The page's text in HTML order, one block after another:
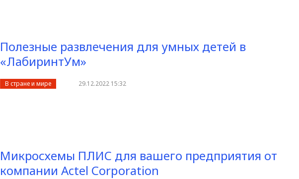
Полезные развлечения для умных детей в
«ЛабиринтУм»
В стране и мире 29.12.2022 15:32
Микросхемы ПЛИС для вашего предприятия от
компании Actel Corporation